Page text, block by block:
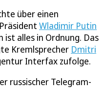
über einen
Wladimir Putin
alles in Ordnung. Das
Kremlsprecher Dmitri
Interfax zufolge.
russischer Telegram-